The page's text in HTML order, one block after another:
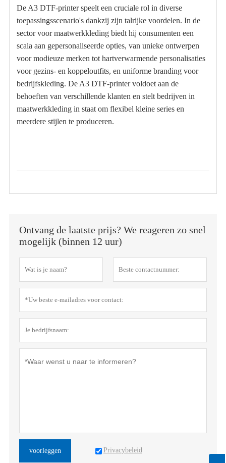
De A3 DTF-printer speelt een cruciale rol in diverse
toepassingsscenario's dankzij zijn talrijke voordelen. In de
sector voor maatwerkkleding biedt hij consumenten een
scala aan gepersonaliseerde opties, van unieke ontwerpen
voor modieuze merken tot hartverwarmende personalisaties
voor gezins- en koppeloutfits, en uniforme branding voor
bedrijfskleding. De A3 DTF-printer voldoet aan de
behoeften van verschillende klanten en stelt bedrijven in
maatwerkkleding in staat om flexibel kleine series en
meerdere stijlen te produceren.
Ontvang de laatste prijs? We reageren zo snel
mogelijk (binnen 12 uur)
voorleggen Privacybeleid